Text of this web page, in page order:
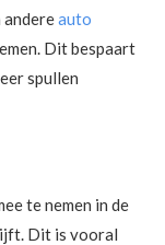
andereauto
Dit bespaart
spullen
te nemen in de
Dit is vooral